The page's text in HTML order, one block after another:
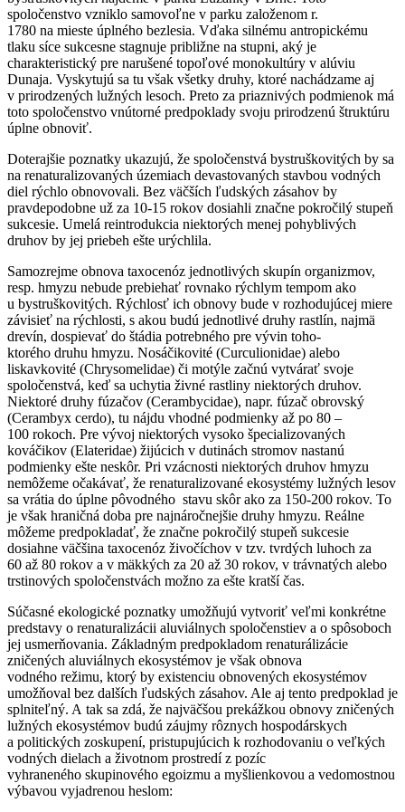
spoločenstvo vzniklo samovoľne v parku založenom r.
1780 na mieste úplného bezlesia. Vďaka silnému antropickému
tlaku síce sukcesne stagnuje približne na stupni, aký je
charakteristický pre narušené topoľové monokultúry v alúviu
Dunaja. Vyskytujú sa tu však všetky druhy, ktoré nachádzame aj
v prirodzených lužných lesoch. Preto za priaznivých podmienok má
toto spoločenstvo vnútorné predpoklady svoju prirodzenú štruktúru
úplne obnoviť.
Doterajšie poznatky ukazujú, že spoločenstvá bystruškovitých by sa
na renaturalizovaných územiach devastovaných stavbou vodných
diel rýchlo obnovovali. Bez väčších ľudských zásahov by
pravdepodobne už za 10-15 rokov dosiahli značne pokročilý stupeň
sukcesie. Umelá reintrodukcia niektorých menej pohyblivých
druhov by jej priebeh ešte urýchlila.
Samozrejme obnova taxocenóz jednotlivých skupín organizmov,
resp. hmyzu nebude prebiehať rovnako rýchlym tempom ako
u bystruškovitých. Rýchlosť ich obnovy bude v rozhodujúcej miere
závisieť na rýchlosti, s akou budú jednotlivé druhy rastlín, najmä
drevín, dospievať do štádia potrebného pre vývin toho-
ktorého druhu hmyzu. Nosáčikovité (Curculionidae) alebo
liskavkovité (Chrysomelidae) či motýle začnú vytvárať svoje
spoločenstvá, keď sa uchytia živné rastliny niektorých druhov.
Niektoré druhy fúzačov (Cerambycidae), napr. fúzač obrovský
(Cerambyx cerdo), tu nájdu vhodné podmienky až po 80 –
100 rokoch. Pre vývoj niektorých vysoko špecializovaných
kováčikov (Elateridae) žijúcich v dutinách stromov nastanú
podmienky ešte neskôr. Pri vzácnosti niektorých druhov hmyzu
nemôžeme očakávať, že renaturalizované ekosystémy lužných lesov
sa vrátia do úplne pôvodného stavu skôr ako za 150-200 rokov. To
je však hraničná doba pre najnáročnejšie druhy hmyzu. Reálne
môžeme predpokladať, že značne pokročilý stupeň sukcesie
dosiahne väčšina taxocenóz živočíchov v tzv. tvrdých luhoch za
60 až 80 rokov a v mäkkých za 20 až 30 rokov, v trávnatých alebo
trstinových spoločenstvách možno za ešte kratší čas.
Súčasné ekologické poznatky umožňujú vytvoriť veľmi konkrétne
predstavy o renaturalizácii aluviálnych spoločenstiev a o spôsoboch
jej usmerňovania. Základným predpokladom renaturálizácie
zničených aluviálnych ekosystémov je však obnova
vodného režimu, ktorý by existenciu obnovených ekosystémov
umožňoval bez dalších ľudských zásahov. Ale aj tento predpoklad je
splniteľný. A tak sa zdá, že najväčšou prekážkou obnovy zničených
lužných ekosystémov budú záujmy rôznych hospodárskych
a politických zoskupení, pristupujúcich k rozhodovaniu o veľkých
vodných dielach a životnom prostredí z pozíc
vyhraneného skupinového egoizmu a myšlienkovou a vedomostnou
výbavou vyjadrenou heslom: